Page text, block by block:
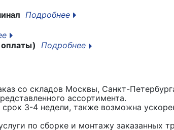
Подробнее
Подробнее
со складов Москвы, Санкт-
ассортимента.
3-4 недели, также возможна
по сборке и монтажу заказанных